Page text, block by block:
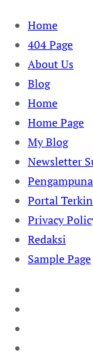
Skip
content
Home
404 Page
About Us
Blog
Home
Home Page
My Blog
Newsletter
Portal
Privacy
Redaksi
Sample Page